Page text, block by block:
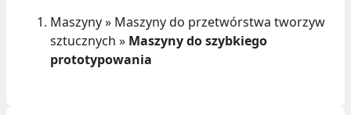
Maszyny» Maszyny do przetwórstwa tworzyw
sztucznych » Maszyny do szybkiego
prototypowania